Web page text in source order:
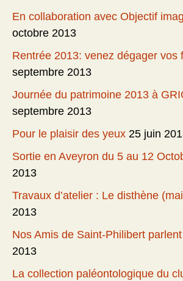
En collaboration avec Objectif
octobre 2013
Rentrée 2013: venez dégager vos
septembre 2013
Journée du patrimoine 2013 à
septembre 2013
Pour le plaisir des yeux 25 juin
Sortie en Aveyron du 5 au 12
2013
Travaux d’atelier : Le disthène
2013
Nos Amis de Saint-Philibert
2013
La collection paléontologique du